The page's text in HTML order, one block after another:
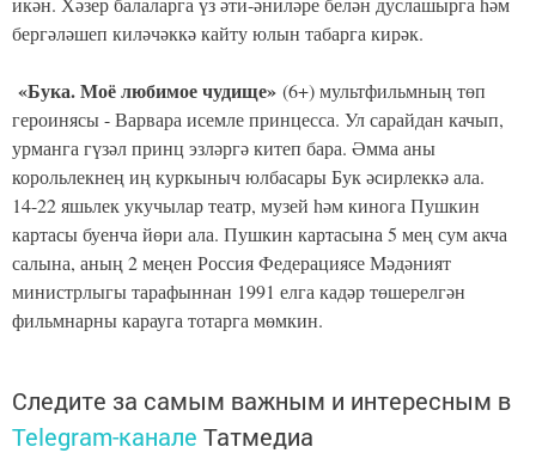
бергәләшеп киләчәккә кайту юлын табарга кирәк.
«Бука. Моё любимое чудище» (6+) мультфильмның төп
героинясы - Варвара исемле принцесса. Ул сарайдан качып,
урманга гүзәл принц эзләргә китеп бара. Әмма аны
корольлекнең иң куркыныч юлбасары Бук әсирлеккә ала.
14-22 яшьлек укучылар театр, музей һәм кинога Пушкин
картасы буенча йөри ала. Пушкин картасына 5 мең сум акча
салына, аның 2 меңен Россия Федерациясе Мәдәният
министрлыгы тарафыннан 1991 елга кадәр төшерелгән
фильмнарны карауга тотарга мөмкин.
Следите за самым важным и интересным в
Telegram-канале Татмедиа